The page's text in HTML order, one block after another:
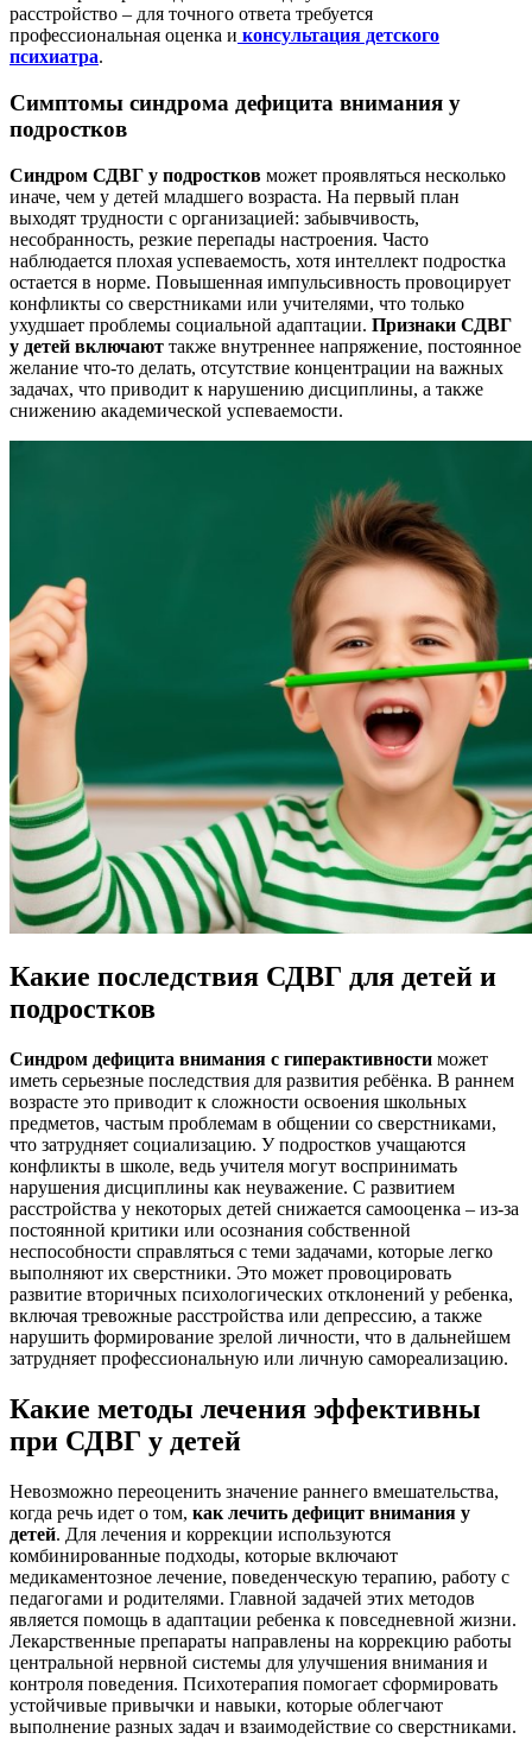
расстройство – для точного ответа требуется
профессиональная оценка и консультация детского
психиатра.
Симптомы синдрома дефицита внимания у
подростков
Синдром СДВГ у подростков может проявляться несколько
иначе, чем у детей младшего возраста. На первый план
выходят трудности с организацией: забывчивость,
несобранность, резкие перепады настроения. Часто
наблюдается плохая успеваемость, хотя интеллект подростка
остается в норме. Повышенная импульсивность провоцирует
конфликты со сверстниками или учителями, что только
ухудшает проблемы социальной адаптации. Признаки СДВГ
у детей включают также внутреннее напряжение, постоянное
желание что-то делать, отсутствие концентрации на важных
задачах, что приводит к нарушению дисциплины, а также
снижению академической успеваемости.
Какие последствия СДВГ для детей и
подростков
Синдром дефицита внимания с гиперактивности может
иметь серьезные последствия для развития ребёнка. В раннем
возрасте это приводит к сложности освоения школьных
предметов, частым проблемам в общении со сверстниками,
что затрудняет социализацию. У подростков учащаются
конфликты в школе, ведь учителя могут воспринимать
нарушения дисциплины как неуважение. С развитием
расстройства у некоторых детей снижается самооценка – из-за
постоянной критики или осознания собственной
неспособности справляться с теми задачами, которые легко
выполняют их сверстники. Это может провоцировать
развитие вторичных психологических отклонений у ребенка,
включая тревожные расстройства или депрессию, а также
нарушить формирование зрелой личности, что в дальнейшем
затрудняет профессиональную или личную самореализацию.
Какие методы лечения эффективны
при СДВГ у детей
Невозможно переоценить значение раннего вмешательства,
когда речь идет о том, как лечить дефицит внимания у
детей. Для лечения и коррекции используются
комбинированные подходы, которые включают
медикаментозное лечение, поведенческую терапию, работу с
педагогами и родителями. Главной задачей этих методов
является помощь в адаптации ребенка к повседневной жизни.
Лекарственные препараты направлены на коррекцию работы
центральной нервной системы для улучшения внимания и
контроля поведения. Психотерапия помогает сформировать
устойчивые привычки и навыки, которые облегчают
выполнение разных задач и взаимодействие со сверстниками.